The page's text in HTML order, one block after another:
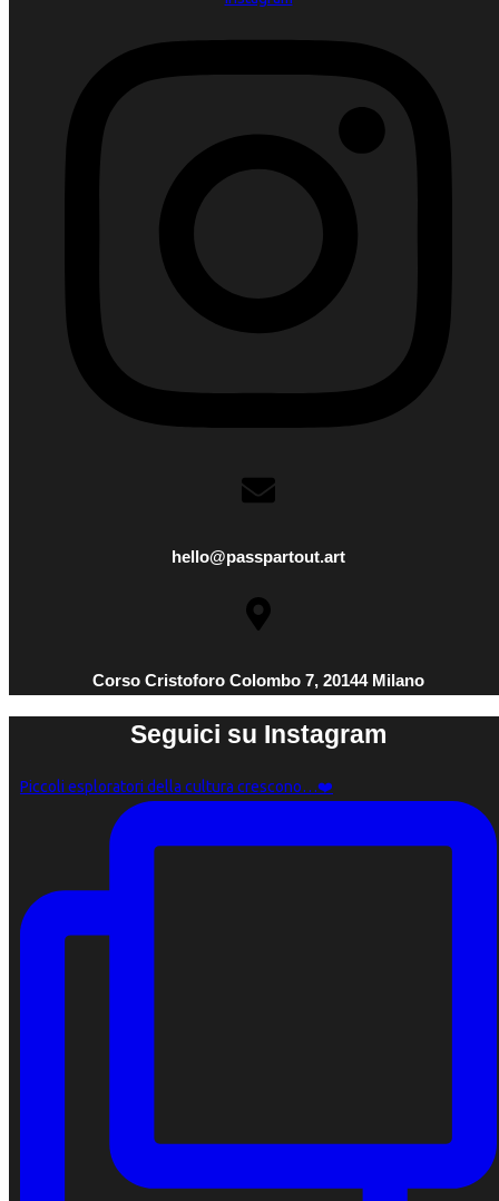
hello@passpartout.art
Corso Cristoforo Colombo 7, 20144 Milano
Seguici su Instagram
Piccoli esploratori della cultura crescono…❤️